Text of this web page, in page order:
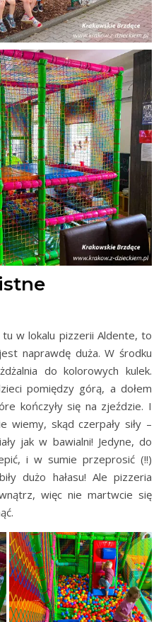
w lokalu pizzerii Aldente, to
naprawdę duża. W środku
do kolorowych kulek.
pomiędzy górą, a dołem
kończyły się na zjeździe. I
wiemy, skąd czerpały siły –
jak w bawialni! Jedyne, do
i w sumie przeprosić (!!)
dużo hałasu! Ale pizzeria
więc nie martwcie się